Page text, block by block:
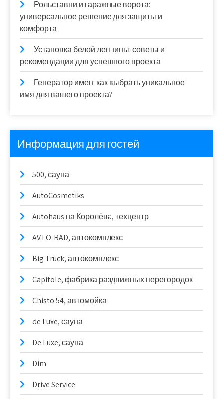
Рольставни и гаражные ворота:
универсальное решение для защиты и
комфорта
Установка белой лепнины: советы и
рекомендации для успешного проекта
Генератор имен: как выбрать уникальное
имя для вашего проекта?
Информация для гостей
500, сауна
AutoCosmetiks
Autohaus на Королёва, техцентр
AVTO-RAD, автокомплекс
Big Truck, автокомплекс
Capitole, фабрика раздвижных перегородок
Chisto 54, автомойка
de Luxe, сауна
De Luxe, сауна
Dim
Drive Service